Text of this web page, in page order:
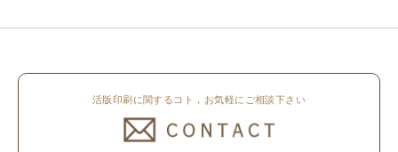
活版印刷に関するコト，お気軽にご相談下さい